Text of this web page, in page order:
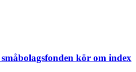
kör om index